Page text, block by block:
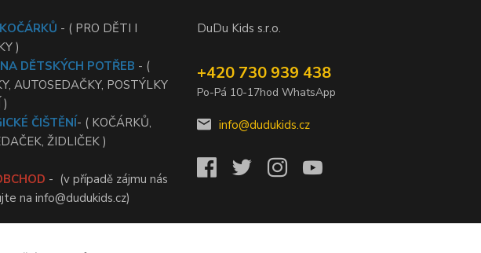
- ( PRO DĚTI I
)
DĚTSKÝCH POTŘEB - (
AUTOSEDAČKY, POSTÝLKY
ČIŠTĚNÍ- ( KOČÁRKŮ,
ŽIDLIČEK )
- (v případě zájmu nás
na info@dudukids.cz)
DuDu Kids s.r.o.
+420 730 939 438
Po-Pá 10-17hod WhatsApp
info@dudukids.cz